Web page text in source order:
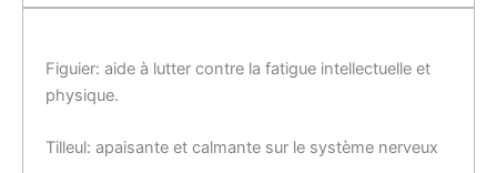
Figuier: aide à lutter contre la fatigue intellectuelle et
physique.
Tilleul: apaisante et calmante sur le système nerveux